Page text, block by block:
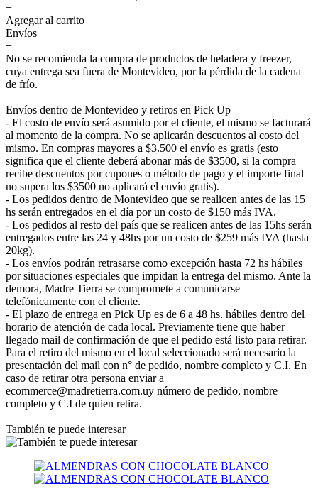
+
Agregar al carrito
Envíos
+
No se recomienda la compra de productos de heladera y freezer,
cuya entrega sea fuera de Montevideo, por la pérdida de la cadena
de frío.
Envíos dentro de Montevideo y retiros en Pick Up
- El costo de envío será asumido por el cliente, el mismo se facturará
al momento de la compra. No se aplicarán descuentos al costo del
mismo. En compras mayores a $3.500 el envío es gratis (esto
significa que el cliente deberá abonar más de $3500, si la compra
recibe descuentos por cupones o método de pago y el importe final
no supera los $3500 no aplicará el envío gratis).
- Los pedidos dentro de Montevideo que se realicen antes de las 15
hs serán entregados en el día por un costo de $150 más IVA.
- Los pedidos al resto del país que se realicen antes de las 15hs serán
entregados entre las 24 y 48hs por un costo de $259 más IVA (hasta
20kg).
- Los envíos podrán retrasarse como excepción hasta 72 hs hábiles
por situaciones especiales que impidan la entrega del mismo. Ante la
demora, Madre Tierra se compromete a comunicarse
telefónicamente con el cliente.
- El plazo de entrega en Pick Up es de 6 a 48 hs. hábiles dentro del
horario de atención de cada local. Previamente tiene que haber
llegado mail de confirmación de que el pedido está listo para retirar.
Para el retiro del mismo en el local seleccionado será necesario la
presentación del mail con n° de pedido, nombre completo y C.I. En
caso de retirar otra persona enviar a
ecommerce@madretierra.com.uy número de pedido, nombre
completo y C.I de quien retira.
También te puede interesar